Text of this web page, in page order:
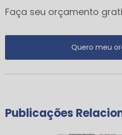
Faça seu orçamento
Quero meu
Publicações